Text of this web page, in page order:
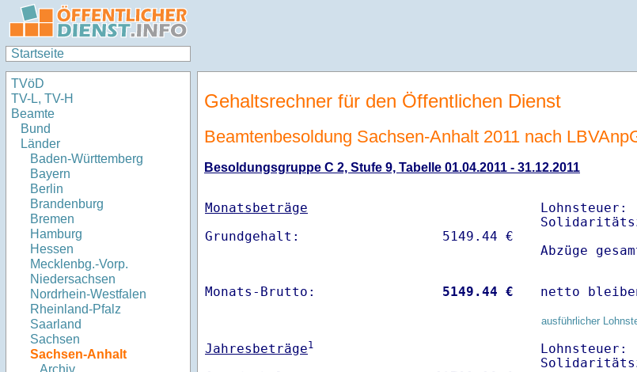
Startseite
TVöD
TV-L, TV-H
Beamte
Bund
Länder
Baden-Württemberg
Bayern
Berlin
Brandenburg
Bremen
Hamburg
Hessen
Mecklenbg.-Vorp.
Niedersachsen
Nordrhein-Westfalen
Rheinland-Pfalz
Saarland
Sachsen
Sachsen-Anhalt
Gehaltsrechner für den Öffentlichen Dienst
Beamtenbesoldung Sachsen-Anhalt 2011 nach
Besoldungsgruppe C 2, Stufe 9, Tabelle 01.04.2011 - 31.12.2011
Monatsbeträge
Abzüge
Monats-Brutto: 5149.44 € netto
ausführlicher
Jahresbeträge1